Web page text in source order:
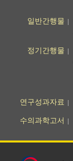
일반간행물
정기간행물
연구성과자료
수의과학고서